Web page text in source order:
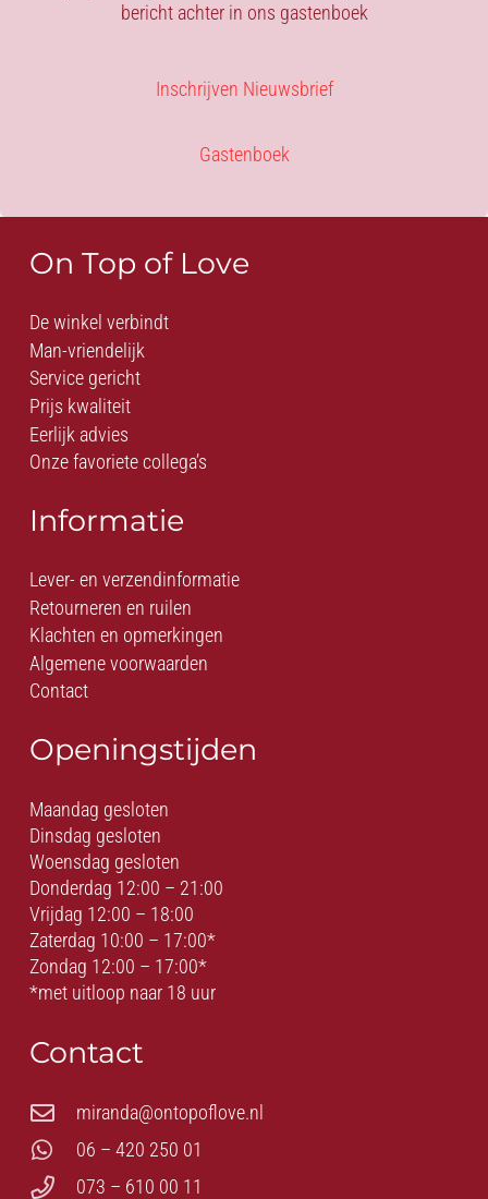
bericht achter in ons gastenboek
Inschrijven Nieuwsbrief
Gastenboek
On Top of Love
De winkel verbindt
Man-vriendelijk
Service gericht
Prijs kwaliteit
Eerlijk advies
Onze favoriete collega’s
Informatie
Lever- en verzendinformatie
Retourneren en ruilen
Klachten en opmerkingen
Algemene voorwaarden
Contact
Openingstijden
Maandag gesloten
Dinsdag gesloten
Woensdag gesloten
Donderdag 12:00 – 21:00
Vrijdag 12:00 – 18:00
Zaterdag 10:00 – 17:00*
Zondag 12:00 – 17:00*
*met uitloop naar 18 uur
Contact
miranda@ontopoflove.nl
06 – 420 250 01
073 – 610 00 11